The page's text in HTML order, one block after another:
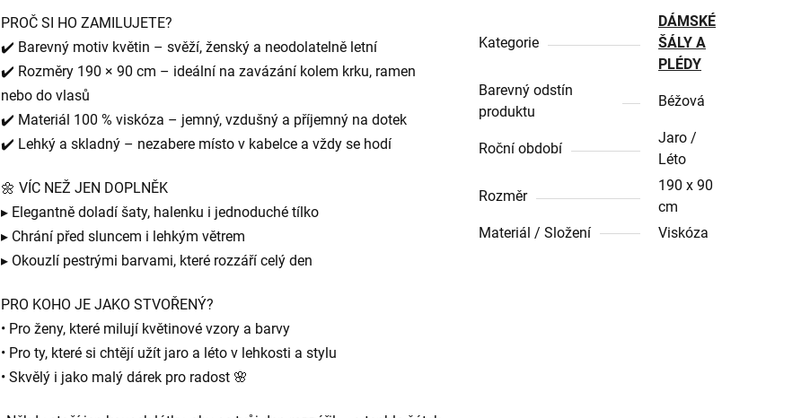
PROČ SI HO ZAMILUJETE?
✔️ Barevný motiv květin – svěží, ženský a neodolatelně letní
✔️ Rozměry 190 × 90 cm – ideální na zavázání kolem krku, ramen
nebo do vlasů
✔️ Materiál 100 % viskóza – jemný, vzdušný a příjemný na dotek
✔️ Lehký a skladný – nezabere místo v kabelce a vždy se hodí
🌼 VÍC NEŽ JEN DOPLNĚK
▸ Elegantně doladí šaty, halenku i jednoduché tílko
▸ Chrání před sluncem i lehkým větrem
▸ Okouzlí pestrými barvami, které rozzáří celý den
PRO KOHO JE JAKO STVOŘENÝ?
• Pro ženy, které milují květinové vzory a barvy
• Pro ty, které si chtějí užít jaro a léto v lehkosti a stylu
• Skvělý i jako malý dárek pro radost 🌸
Kategorie
DÁMSKÉ
ŠÁLY A
PLÉDY
Barevný odstín
produktu
Béžová
Roční období
Jaro /
Léto
Rozměr
190 x 90
cm
Materiál / Složení
Viskóza